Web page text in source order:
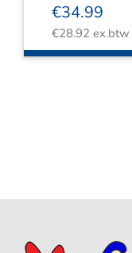
€34.99
€28.92 ex.btw